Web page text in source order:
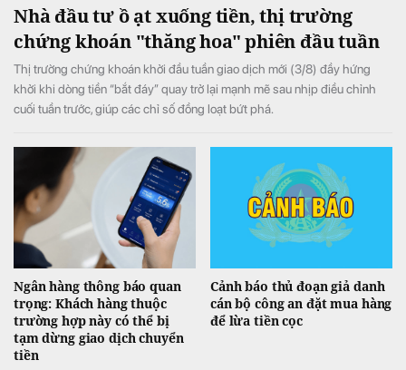
Nhà đầu tư ồ ạt xuống tiền, thị trường
chứng khoán "thăng hoa" phiên đầu tuần
Thị trường chứng khoán khởi đầu tuần giao dịch mới (3/8) đầy hứng
khởi khi dòng tiền “bắt đáy” quay trở lại mạnh mẽ sau nhịp điều chỉnh
cuối tuần trước, giúp các chỉ số đồng loạt bứt phá.
Ngân hàng thông báo quan
trọng: Khách hàng thuộc
trường hợp này có thể bị
tạm dừng giao dịch chuyển
tiền
Cảnh báo thủ đoạn giả danh
cán bộ công an đặt mua hàng
để lừa tiền cọc